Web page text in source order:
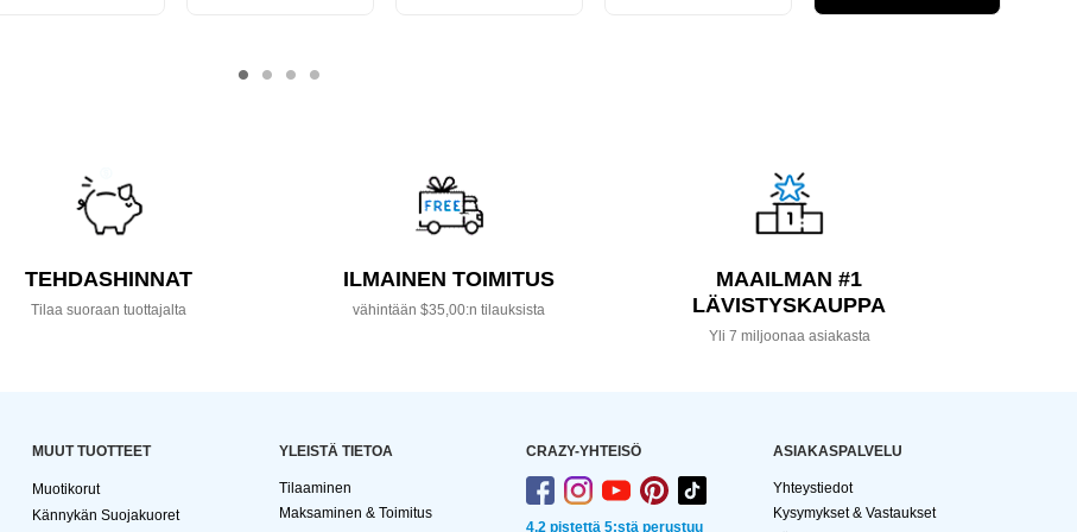
TEHDASHINNAT
Tilaa suoraan tuottajalta
ILMAINEN TOIMITUS
vähintään $35,00:n tilauksista
MAAILMAN #1
LÄVISTYSKAUPPA
Yli 7 miljoonaa asiakasta
MUUT TUOTTEET
Muotikorut
Kännykän Suojakuoret
YLEISTÄ TIETOA
Tilaaminen
Maksaminen & Toimitus
CRAZY-YHTEISÖ
4,2 pistettä 5:stä perustuu
ASIAKASPALVELU
Yhteystiedot
Kysymykset & Vastaukset